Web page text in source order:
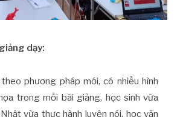
dạy:
phương pháp mới, có nhiều hình
trong mỗi bài giảng, học sinh vừa
vừa thực hành luyện nói, học văn